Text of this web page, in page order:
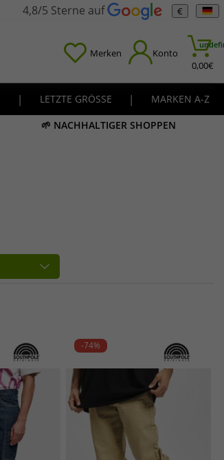
4,8/5 Sterne auf €
Merken Konto
0,00€
| LETZTE GRÖSSE |
MARKEN A-Z
🌱 NACHHALTIGER SHOPPEN
-74%